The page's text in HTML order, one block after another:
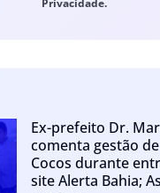
Privacidade.
Ex-prefeito Dr.
comenta gestão
Cocos durante
site Alerta Bahia;